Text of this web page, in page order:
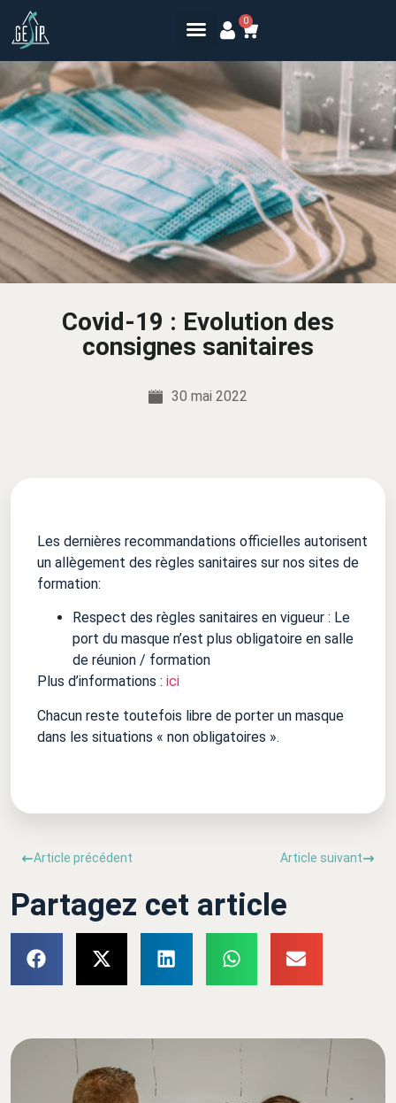
0
Covid-19 : Evolution des
consignes sanitaires
30 mai 2022
Les dernières recommandations officielles autorisent
un allègement des règles sanitaires sur nos sites de
formation:
Respect des règles sanitaires en vigueur : Le
port du masque n’est plus obligatoire en salle
de réunion / formation
Plus d’informations : ici
Chacun reste toutefois libre de porter un masque
dans les situations « non obligatoires ».
Article précédent Article suivant
Partagez cet article